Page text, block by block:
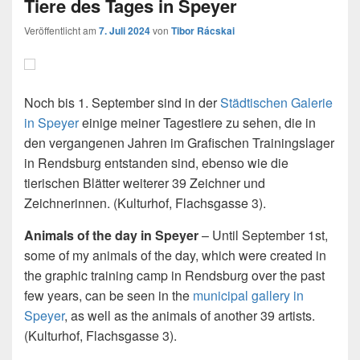
Tiere des Tages in Speyer
Veröffentlicht am 7. Juli 2024von Tibor Rácskai
Noch bis 1. September sind in derStädtischen Galerie
in Speyereinige meiner Tagestiere zu sehen, die in
den vergangenen Jahren im Grafischen Trainingslager
in Rendsburg entstanden sind, ebenso wie die
tierischen Blätter weiterer 39 Zeichner und
Zeichnerinnen. (Kulturhof, Flachsgasse 3).
Animals of the day in Speyer– Until September 1st,
some of my animals of the day, which were created in
the graphic training camp in Rendsburg over the past
few years, can be seen in the municipal gallery in
Speyer, as well as the animals of another 39 artists.
(Kulturhof, Flachsgasse 3).